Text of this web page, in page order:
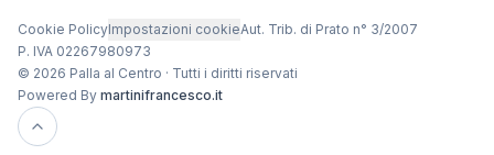
Cookie PolicyImpostazioni cookieAut. Trib. di Prato n° 3/2007
P. IVA 02267980973
© 2026 Palla al Centro · Tutti i diritti riservati
Powered By martinifrancesco.it